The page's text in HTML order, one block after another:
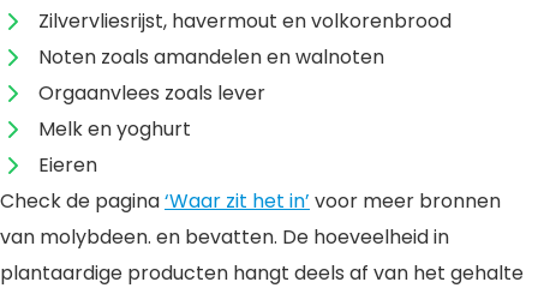
Zilvervliesrijst, havermout en volkorenbrood
Noten zoals amandelen en walnoten
Orgaanvlees zoals lever
Melk en yoghurt
Eieren
Check de pagina‘Waar zit het in’ voor meer bronnen
van molybdeen. en bevatten. De hoeveelheid in
plantaardige producten hangt deels af van het gehalte